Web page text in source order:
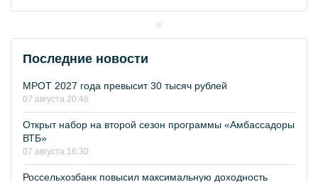
Последние новости
МРОТ 2027 года превысит 30 тысяч рублей
07 августа 20:46
Открыт набор на второй сезон программы «Амбассадоры
ВТБ»
07 августа 16:30
Россельхозбанк повысил максимальную доходность